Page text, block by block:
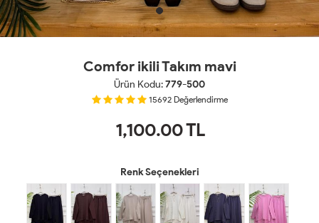
Comfor ikili Takım mavi
Ürün Kodu:779-500
15692 Değerlendirme
1,100.00TL
Renk Seçenekleri